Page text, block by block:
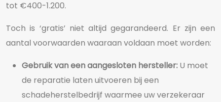
tot €400-1.200.
Toch is ‘gratis’ niet altijd gegarandeerd. Er zijn een
aantal voorwaarden waaraan voldaan moet worden:
Gebruik van een aangesloten hersteller: U moet
de reparatie laten uitvoeren bij een
schadeherstelbedrijf waarmee uw verzekeraar